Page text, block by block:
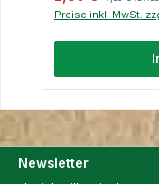
Preise inkl. MwSt.
Newsletter